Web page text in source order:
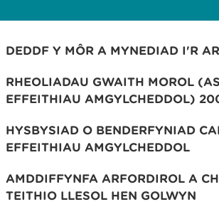
DEDDF Y MÔR A MYNEDIAD I'R
RHEOLIADAU GWAITH MOROL
EFFEITHIAU AMGYLCHEDDOL)
HYSBYSIAD O BENDERFYNIAD
EFFEITHIAU AMGYLCHEDDOL
AMDDIFFYNFA ARFORDIROL A
TEITHIO LLESOL HEN GOLWYN